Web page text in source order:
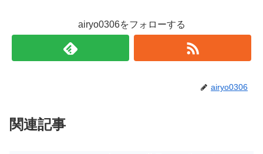
airyo0306をフォローする
airyo0306
関連記事